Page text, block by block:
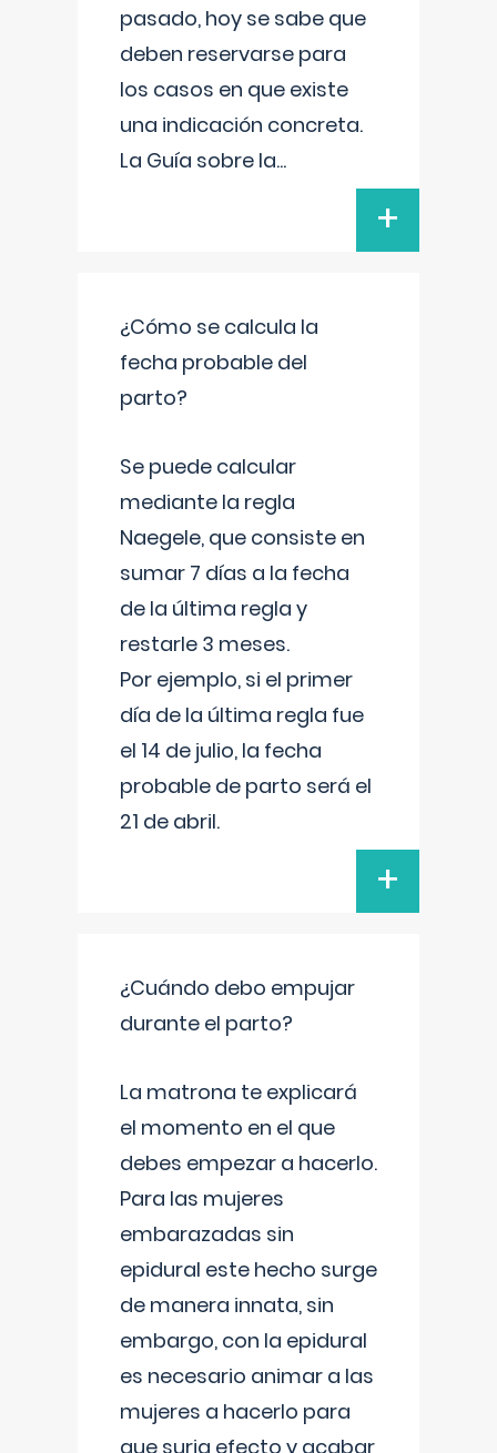
pasado, hoy se sabe que
deben reservarse para
los casos en que existe
una indicación concreta.
La Guía sobre la...
+
¿Cómo se calcula la
fecha probable del
parto?
Se puede calcular
mediante la regla
Naegele, que consiste en
sumar 7 días a la fecha
de la última regla y
restarle 3 meses.
Por ejemplo, si el primer
día de la última regla fue
el 14 de julio, la fecha
probable de parto será el
21 de abril.
+
¿Cuándo debo empujar
durante el parto?
La matrona te explicará
el momento en el que
debes empezar a hacerlo.
Para las mujeres
embarazadas sin
epidural este hecho surge
de manera innata, sin
embargo, con la epidural
es necesario animar a las
mujeres a hacerlo para
que surja efecto y acabar